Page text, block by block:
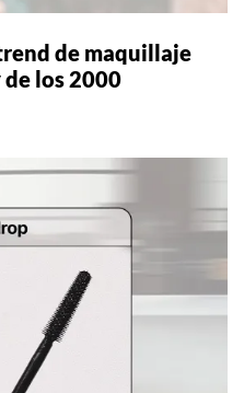
de maquillaje
los 2000